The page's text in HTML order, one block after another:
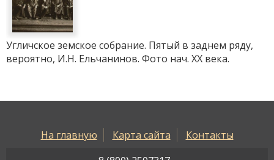
Угличское земское собрание. Пятый в заднем ряду,
вероятно, И.Н. Ельчанинов. Фото нач. ХХ века.
На главную Карта сайта
Контакты